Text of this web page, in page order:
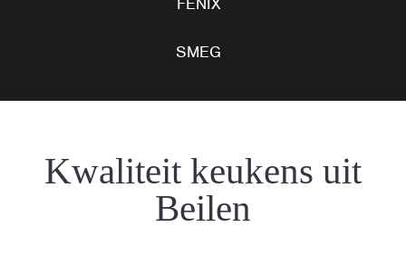
SMEG
Kwaliteit keukens uit
Beilen